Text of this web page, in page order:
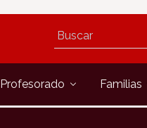
Profesorado Familias